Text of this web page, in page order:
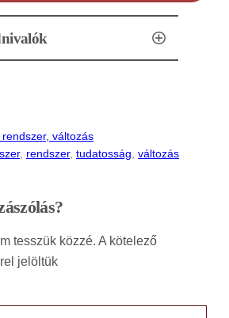
változás
, rendszer, tudatosság, változás
tesszük közzé. A kötelező
jelöltük